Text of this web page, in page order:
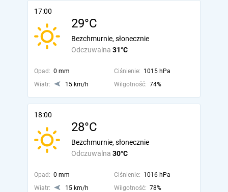
17:00
29°C
Odczuwalna 31°C
Bezchmurnie, słonecznie
Opad: 0 mm Ciśnienie: 1015 hPa
Wiatr:
15 km/h Wilgotność: 74%
18:00
28°C
Odczuwalna 30°C
Bezchmurnie, słonecznie
Opad: 0 mm Ciśnienie: 1016 hPa
Wiatr:
15 km/h Wilgotność: 78%